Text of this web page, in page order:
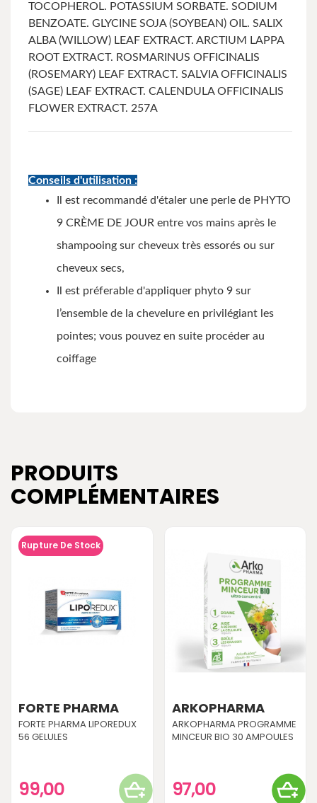
TOCOPHEROL. POTASSIUM SORBATE. SODIUM
BENZOATE. GLYCINE SOJA (SOYBEAN) OIL. SALIX
ALBA (WILLOW) LEAF EXTRACT. ARCTIUM LAPPA
ROOT EXTRACT. ROSMARINUS OFFICINALIS
(ROSEMARY) LEAF EXTRACT. SALVIA OFFICINALIS
(SAGE) LEAF EXTRACT. CALENDULA OFFICINALIS
FLOWER EXTRACT. 257A
Conseils d'utilisation :
Il est recommandé d'étaler une perle de PHYTO
9 CRÈME DE JOUR entre vos mains après le
shampooing sur cheveux très essorés ou sur
cheveux secs,
Il est préferable d'appliquer phyto 9 sur
l’ensemble de la chevelure en privilégiant les
pointes; vous pouvez en suite procéder au
coiffage
PRODUITS
COMPLÉMENTAIRES
Rupture De Stock
FORTE PHARMA
FORTE PHARMA LIPOREDUX
56 GELULES
99,00
ARKOPHARMA
ARKOPHARMA PROGRAMME
MINCEUR BIO 30 AMPOULES
97,00